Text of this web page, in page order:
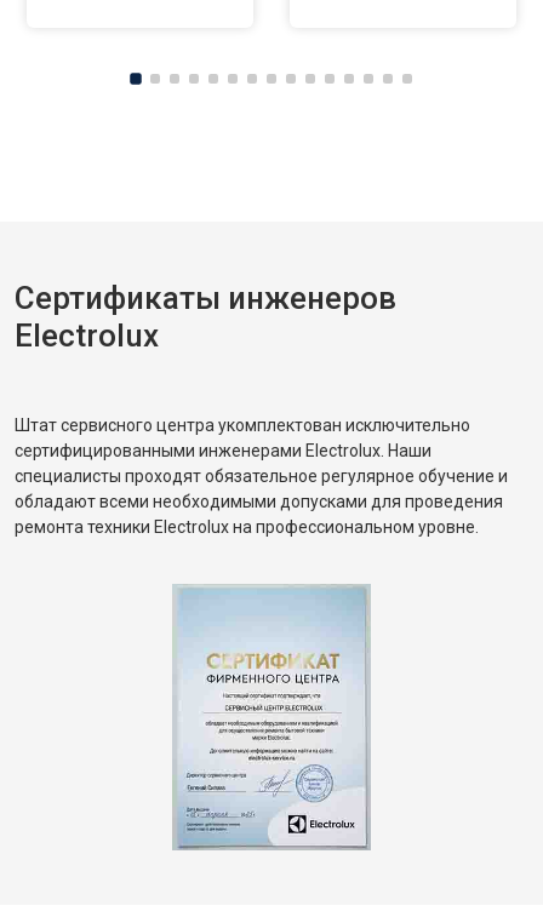
Сертификаты инженеров
Electrolux
Штат сервисного центра укомплектован исключительно
сертифицированными инженерами Electrolux. Наши
специалисты проходят обязательное регулярное обучение и
обладают всеми необходимыми допусками для проведения
ремонта техники Electrolux на профессиональном уровне.